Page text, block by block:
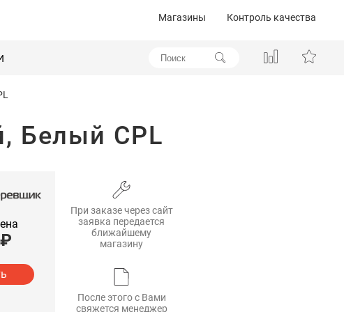
Магазины Контроль качества
Белый CPL
₽
При заказе через сайт
заявка передается
ближайшему
магазину
После этого с Вами
свяжется менеджер